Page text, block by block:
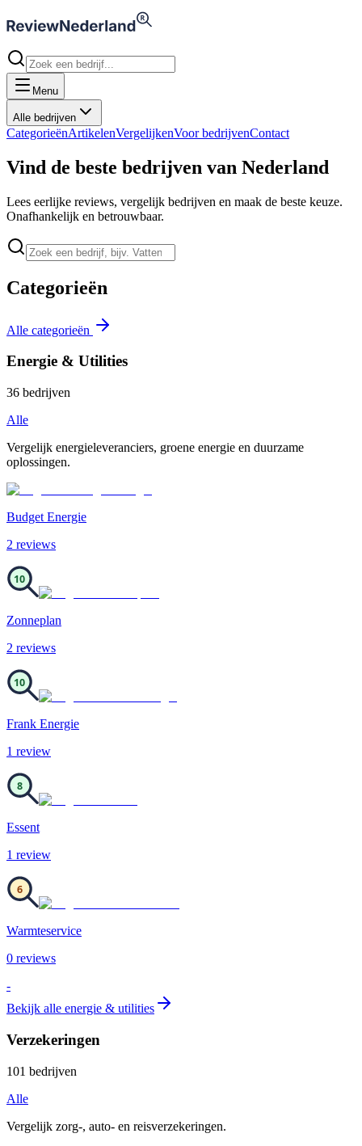
Menu
Alle bedrijven
CategorieënArtikelenVergelijkenVoor bedrijvenContact
Vind de beste bedrijven van Nederland
Lees eerlijke reviews, vergelijk bedrijven en maak de beste keuze.
Onafhankelijk en betrouwbaar.
Categorieën
Alle categorieën
Energie & Utilities
36 bedrijven
Alle
Vergelijk energieleveranciers, groene energie en duurzame
oplossingen.
Budget Energie
2 reviews
10
Zonneplan
2 reviews
10
Frank Energie
1 review
8
Essent
1 review
6
Warmteservice
0 reviews
-
Bekijk alle energie & utilities
Verzekeringen
101 bedrijven
Alle
Vergelijk zorg-, auto- en reisverzekeringen.